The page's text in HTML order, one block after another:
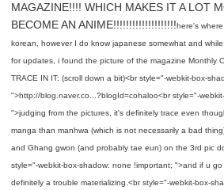
MAGAZINE!!!! WHICH MAKES IT A LOT
BECOME AN ANIME!!!!!!!!!!!!!!!!!!!!here's
korean, however I do know japanese somewhat and
for updates, i found the picture of the magazine Monthly
TRACE IN IT: (scroll down a bit)<br style="-webkit-box-
">http://blog.naver.co...?blogId=cohaloo<br style="-
">judging from the pictures, it's definitely trace even
manga than manhwa (which is not necessarily a bad
and Ghang gwon (and probably tae eun) on the 3rd pic
style="-webkit-box-shadow: none !important; ">and if u
definitely a trouble materializing.<br style="-webkit-box-